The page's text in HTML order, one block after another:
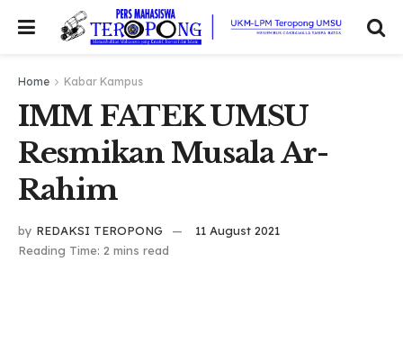
Home Kabar Kampus
IMM FATEK UMSU
Resmikan Musala Ar-
Rahim
by REDAKSI TEROPONG
11 August 2021
Reading Time: 2 mins read